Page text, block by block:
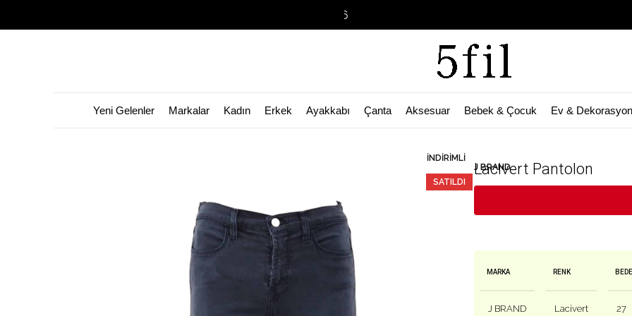
Yeni Gelenler Markalar Kadın Erkek Ayakkabı Çanta Aksesuar Bebek & Çocuk Ev & Dekorasyon
İNDIRIMLI
SATILDI
J BRAND
Lacivert Pantolon
MARKA
J BRAND
RENK
Lacivert 27